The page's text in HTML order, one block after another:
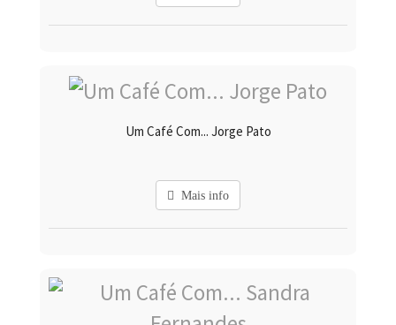
Um Café Com... Jorge Pato
Mais info